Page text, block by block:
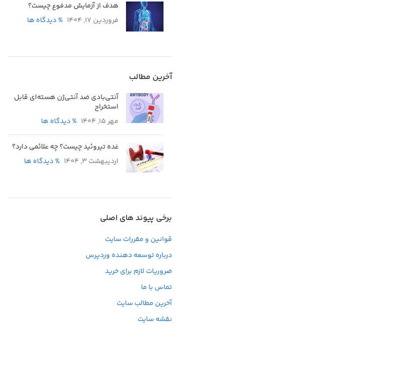
هدف از آزمایش مدفوع چیست؟
فروردین 17, 1404
% دیدگاه ها
آخرین مطالب
آنتی‌بادی ضد آنتی‌ژن هسته‌ای قابل
استخراج
مهر 15, 1404
% دیدگاه ها
غده تیروئید چیست؟ چه علائمی دارد؟
اردیبهشت 3, 1404
% دیدگاه ها
برخی پیوند های اصلی
قوانین و مقررات سایت
درباره توسعه دهنده وردپرس
ضروریات لازم برای خرید
تماس با ما
آخرین مطالب سایت
نقشه سایت